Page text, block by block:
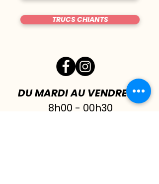
TRUCS CHIANTS
DU MARDI AU VENDREDI|
8h00 - 00h30